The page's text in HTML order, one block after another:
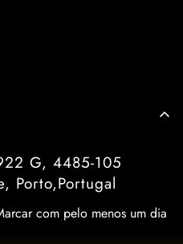
G, 4485-105
Porto,Portugal
com pelo menos um dia